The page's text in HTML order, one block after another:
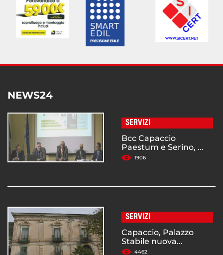
NEWS24
SERVIZI
Bcc Capaccio
Paestum e Serino, ...
1906
SERVIZI
Capaccio, Palazzo
Stabile nuova...
4462